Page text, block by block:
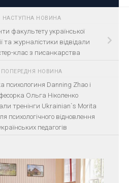
НАСТУПНА НОВИНА
факультету української
та журналістики відвідали
клас з писанкарства
ПОПЕРЕДНЯ НОВИНА
психологиня Danning Zhao і
Ольга Ніколенко
тренінги Ukrainian`s Morita
психологічного відновлення
педагогів